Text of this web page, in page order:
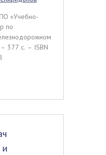
«Учебно-
по
– 377 c. – ISBN